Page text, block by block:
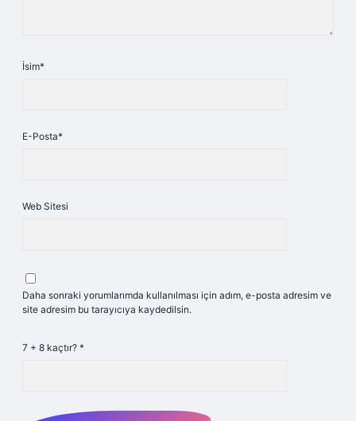
İsim*
E-Posta*
Web Sitesi
Daha sonraki yorumlarımda kullanılması için adım, e-posta adresim ve
site adresim bu tarayıcıya kaydedilsin.
7 + 8 kaçtır? *